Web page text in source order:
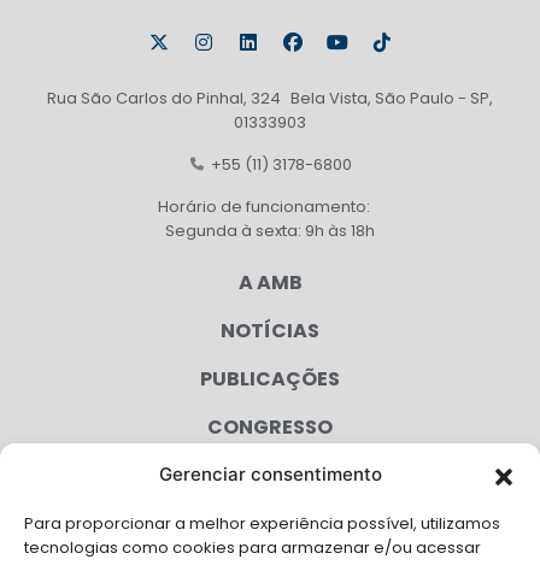
Gerenciar consentimento
Para proporcionar a melhor experiência possível, utilizamos
tecnologias como cookies para armazenar e/ou acessar
Rua São Carlos do Pinhal, 324 Bela Vista, São Paulo - SP,
01333903
+55 (11) 3178-6800
Horário de funcionamento:
Segunda à sexta: 9h às 18h
A AMB
NOTÍCIAS
PUBLICAÇÕES
CONGRESSO
AGENDA
CAMPANHAS